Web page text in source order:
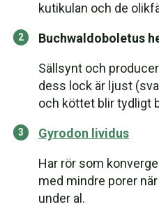
kutikulan och de
Buchwaldoboletus
Sällsynt och
dess lock är ljust
och köttet blir tydligt
Gyrodon lividus
Har rör som
med mindre porer
under al.